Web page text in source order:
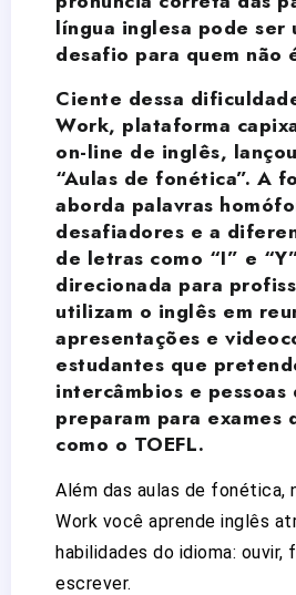
língua inglesa pode ser
desafio para quem não
Ciente dessa
Work, plataforma
on-line de inglês,
“Aulas de fonética”. A
aborda palavras
desafiadores e a
de letras como “I” e
direcionada para
utilizam o inglês em
apresentações e
estudantes que
intercâmbios e pessoas
preparam para exames
como o TOEFL.
Além das aulas de fonética,
Work você aprende inglês
habilidades do idioma: ouvir,
escrever.